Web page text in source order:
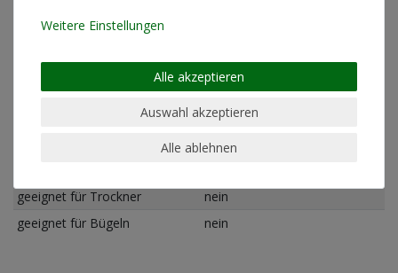
geeignet für chemische
Materialzusammensetzung
100% Baumwolle
Standard Fit (normale
Passform)
Maschinenwäsche linksrum
geeignet für Trockner
nein
geeignet für Bügeln
nein
Weitere Einstellungen
Alle akzeptieren
Auswahl akzeptieren
Alle ablehnen